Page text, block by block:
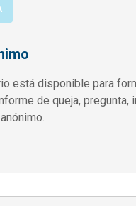
está disponible para
de queja,